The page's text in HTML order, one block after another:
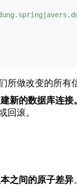
所做改变的所有
新的数据库连
回滚。
之间的原子差异